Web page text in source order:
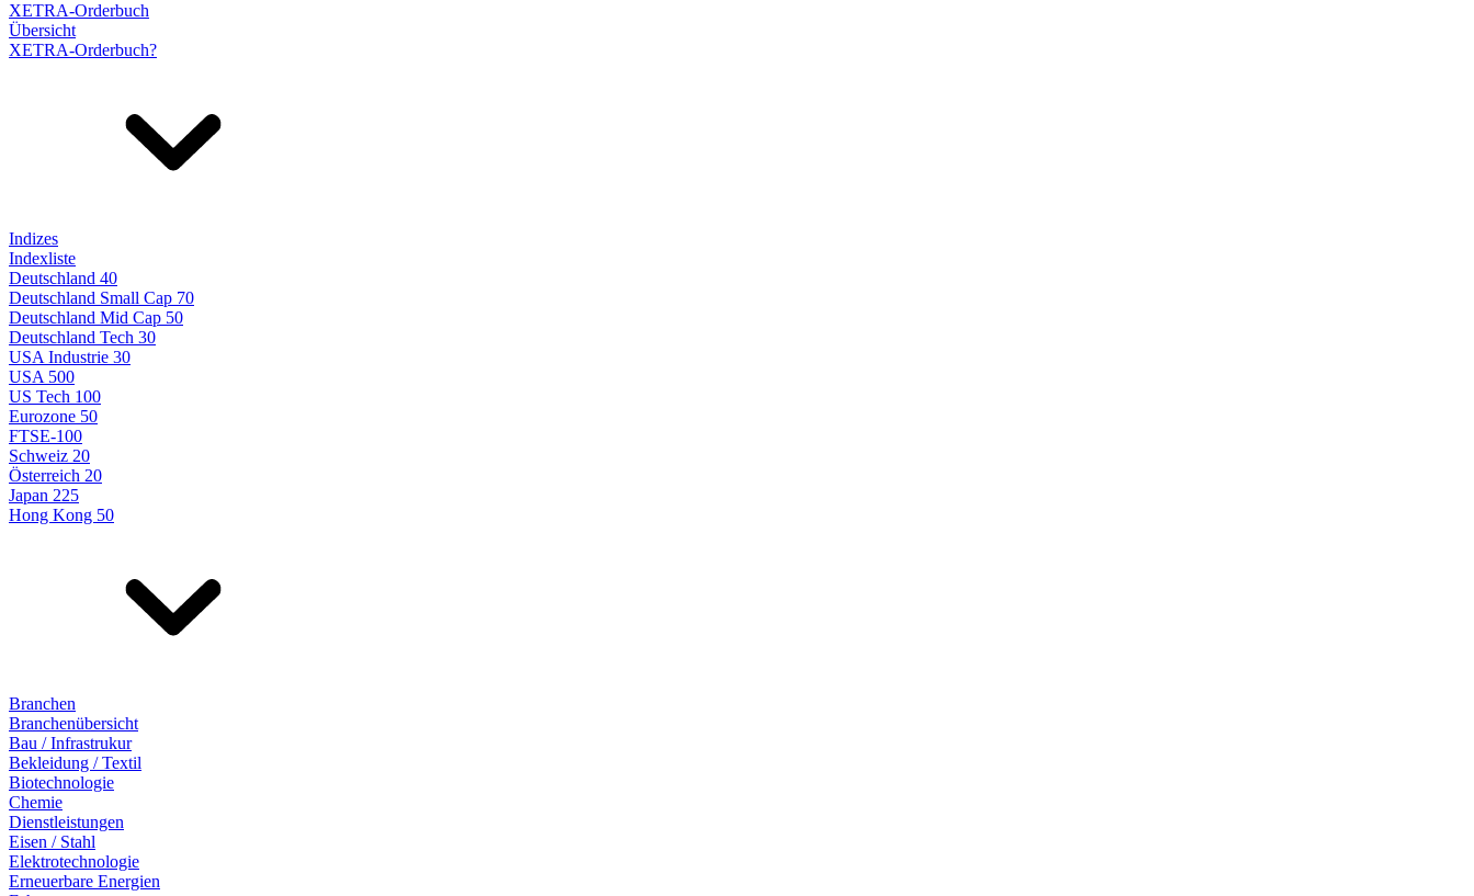
XETRA-Orderbuch
Übersicht
XETRA-Orderbuch?
Indizes
Indexliste
Deutschland 40
Deutschland Small Cap 70
Deutschland Mid Cap 50
Deutschland Tech 30
USA Industrie 30
USA 500
US Tech 100
Eurozone 50
FTSE-100
Schweiz 20
Österreich 20
Japan 225
Hong Kong 50
Branchen
Branchenübersicht
Bau / Infrastrukur
Bekleidung / Textil
Biotechnologie
Chemie
Dienstleistungen
Eisen / Stahl
Elektrotechnologie
Erneuerbare Energien